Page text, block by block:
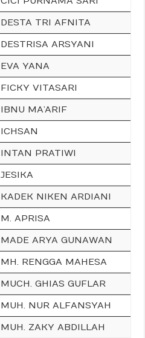
DESTA TRI AFNITA
DESTRISA ARSYANI
EVA YANA
FICKY VITASARI
IBNU MA’ARIF
ICHSAN
INTAN PRATIWI
JESIKA
KADEK NIKEN ARDIANI
M. APRISA
MADE ARYA GUNAWAN
MH. RENGGA MAHESA
MUCH. GHIAS GUFLAR
MUH. NUR ALFANSYAH
MUH. ZAKY ABDILLAH